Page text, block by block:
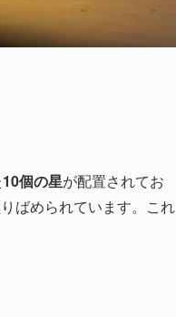
10個の星が配置されてお
ばめられています。これ